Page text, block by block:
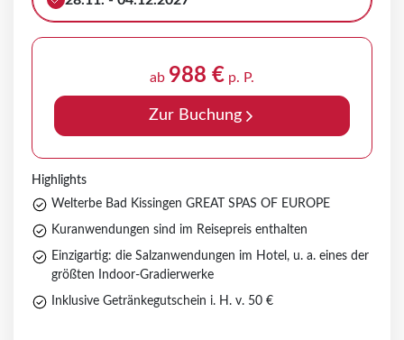
ab 988 € p. P.
Zur Buchung
Highlights
Welterbe Bad Kissingen GREAT SPAS OF EUROPE
Kuranwendungen sind im Reisepreis enthalten
Einzigartig: die Salzanwendungen im Hotel, u. a. eines der
größten Indoor-Gradierwerke
Inklusive Getränkegutschein i. H. v. 50 €